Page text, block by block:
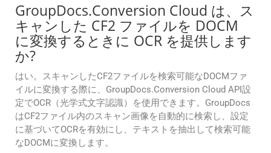
GroupDocs.Conversion Cloud は、ス
キャンした CF2 ファイルを DOCM
に変換するときに OCR を提供します
か?
はい。スキャンしたCF2ファイルを検索可能なDOCMファ
イルに変換する際に、GroupDocs.Conversion Cloud API設
定でOCR（光学式文字認識）を使用できます。GroupDocs
はCF2ファイル内のスキャン画像を自動的に検索し、設定
に基づいてOCRを有効にし、テキストを抽出して検索可能
なDOCMに変換します。